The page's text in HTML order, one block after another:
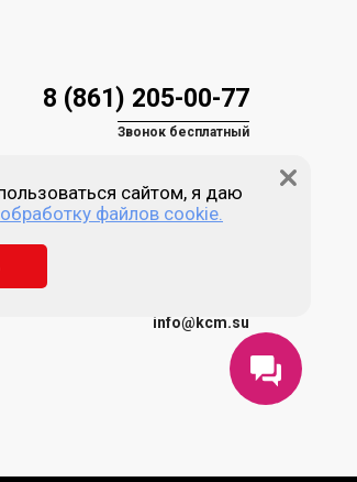
8 (861) 205-00-77
Звонок бесплатный
Пн-пт 9:00 - 18:00
info@kcm.su
сайтом, я даю
обработку файлов cookie.